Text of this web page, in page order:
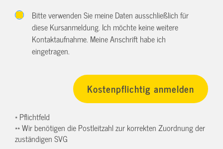
Bitte verwenden Sie meine Daten ausschließlich für
diese Kursanmeldung. Ich möchte keine weitere
Kontaktaufnahme. Meine Anschrift habe ich
eingetragen.
* Pflichtfeld
** Wir benötigen die Postleitzahl zur korrekten Zuordnung der
zuständigen SVG